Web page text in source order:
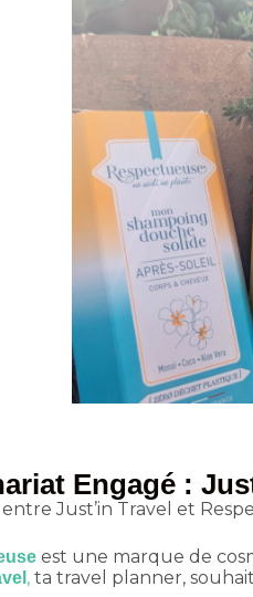
Engagé :
Just’in Travel et
est une marque de
,ta travel planner,